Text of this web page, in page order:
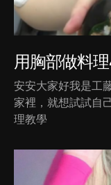
用胸部做料
安安大家好我是工
家裡，就想試試自
理教學